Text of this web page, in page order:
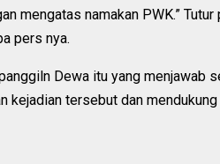
mengatas namakan PWK.” Tutur
pers nya.
Dewa itu yang menjawab
kejadian tersebut dan